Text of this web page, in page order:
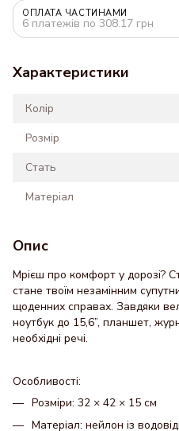
ОПЛАТА ЧАСТИНАМИ
6 платежів по 308.17 грн
Характеристики
Колір
Розмір
Стать
Матеріал
Опис
Мрієш про комфорт у дорозі?
стане твоїм незамінним
щоденних справах. Завдяки
ноутбук до 15,6”, планшет,
необхідні речі.
Особливості:
Розміри: 32 × 42 × 15 см
Матеріал: нейлон із